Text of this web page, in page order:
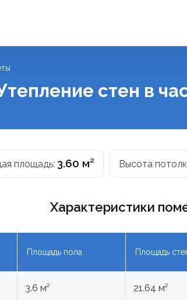
стен в
площадь: 3.60 м² Высота
Характеристики
Площадь пола Площадь
3.6 м² 21.64 м²